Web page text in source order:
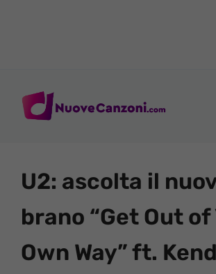
U2: ascolta il
brano “Get Out of
Own Way” ft.